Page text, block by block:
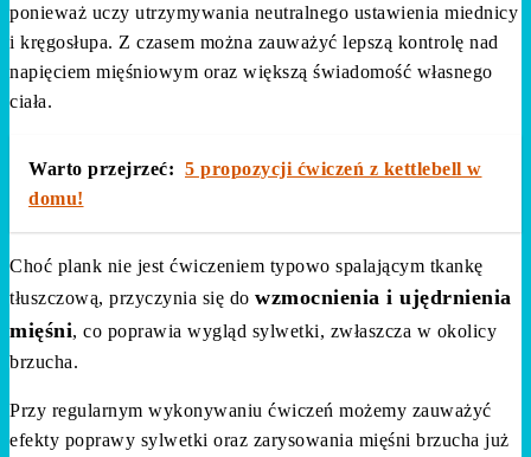
ponieważ uczy utrzymywania neutralnego ustawienia miednicy
i kręgosłupa. Z czasem można zauważyć lepszą kontrolę nad
napięciem mięśniowym oraz większą świadomość własnego
ciała.
Warto przejrzeć: 5 propozycji ćwiczeń z kettlebell w
domu!
Choć plank nie jest ćwiczeniem typowo spalającym tkankę
tłuszczową, przyczynia się do wzmocnienia i ujędrnienia
mięśni, co poprawia wygląd sylwetki, zwłaszcza w okolicy
brzucha.
Przy regularnym wykonywaniu ćwiczeń możemy zauważyć
efekty poprawy sylwetki oraz zarysowania mięśni brzucha już